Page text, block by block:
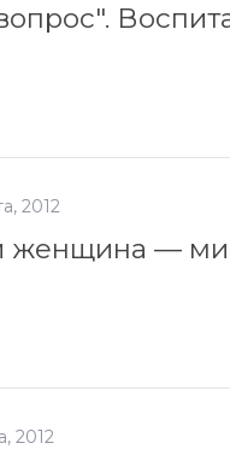
2012
женщина —
2012